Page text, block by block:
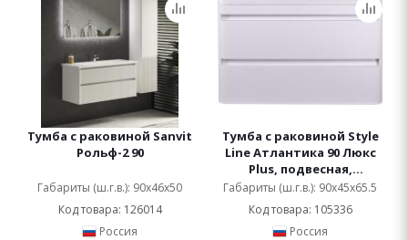
Тумба с раковиной Sanvit
Рольф-2 90
Габариты (ш.г.в.): 90x46x50
Код товара: 126014
Россия
Тумба с раковиной Style
Line Атлантика 90 Люкс
Plus, подвесная,
антискрейч
Габариты (ш.г.в.): 90x45x65.5
Код товара: 105336
Россия